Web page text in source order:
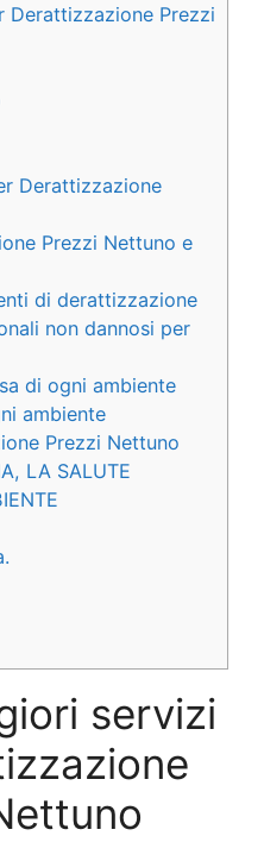
Derattizzazione Prezzi
Derattizzazione
Prezzi Nettuno e
di derattizzazione
non dannosi per
di ogni ambiente
ambiente
Prezzi Nettuno
LA SALUTE
servizi